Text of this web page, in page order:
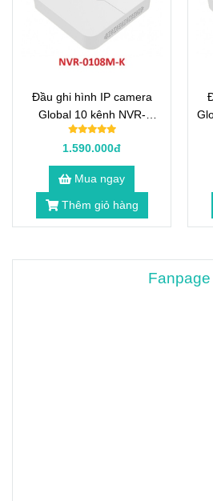
Đầu ghi hình IP camera
Global 10 kênh NVR-
0108M-K
1.590.000đ
Mua ngay
Thêm giỏ hàng
Fanpage